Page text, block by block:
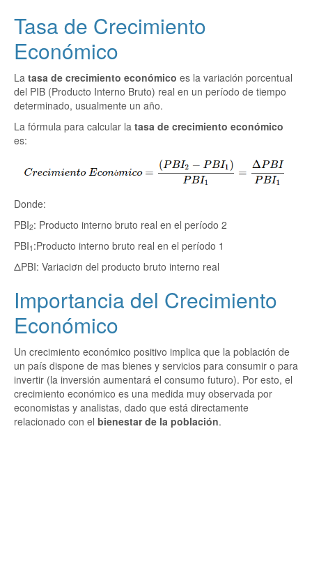
Tasa de Crecimiento
Económico
La tasa de crecimiento económico es la variación porcentual
del PIB (Producto Interno Bruto) real en un período de tiempo
determinado, usualmente un año.
La fórmula para calcular la tasa de crecimiento económico
es:
Donde:
PBI2: Producto interno bruto real en el período 2
PBI1 :Producto interno bruto real en el período 1
ΔPBI: Variaciσn del producto bruto interno real
Importancia del Crecimiento
Económico
Un crecimiento económico positivo implica que la población de
un país dispone de mas bienes y servicios para consumir o para
invertir (la inversión aumentará el consumo futuro). Por esto, el
crecimiento económico es una medida muy observada por
economistas y analistas, dado que está directamente
relacionado con el bienestar de la población.